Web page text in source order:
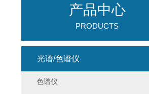
产品中心
PRODUCTS
光谱/色谱仪
色谱仪